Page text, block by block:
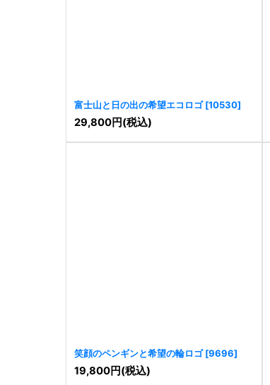
富士山と日の出の希望エコロゴ [10530]
29,800円(税込)
笑顔のペンギンと希望の輪ロゴ [9696]
19,800円(税込)